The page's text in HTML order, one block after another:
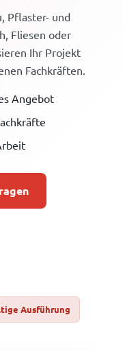
Pflaster- und
Fliesen oder
Ihr Projekt
Fachkräften.
Angebot
Ausführung